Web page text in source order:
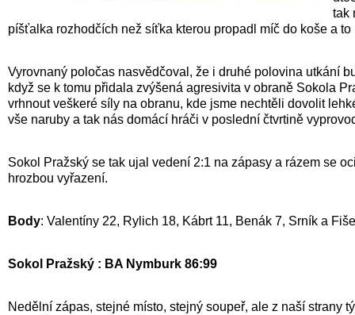
tak
píšťalka rozhodčích než síťka kterou propadl míč do koše a
Vyrovnaný poločas nasvědčoval, že i druhé polovina utkání
když se k tomu přidala zvýšená agresivita v obraně Sokola
vrhnout veškeré síly na obranu, kde jsme nechtěli dovolit
vše naruby a tak nás domácí hráči v poslední čtvrtině
Sokol Pražský se tak ujal vedení 2:1 na zápasy a rázem se
hrozbou vyřazení.
Body: Valentíny 22, Rylich 18, Kábrt 11, Benák 7, Srník a
Sokol Pražský : BA Nymburk 86:99
Nedělní zápas, stejné místo, stejný soupeř, ale z naší strany